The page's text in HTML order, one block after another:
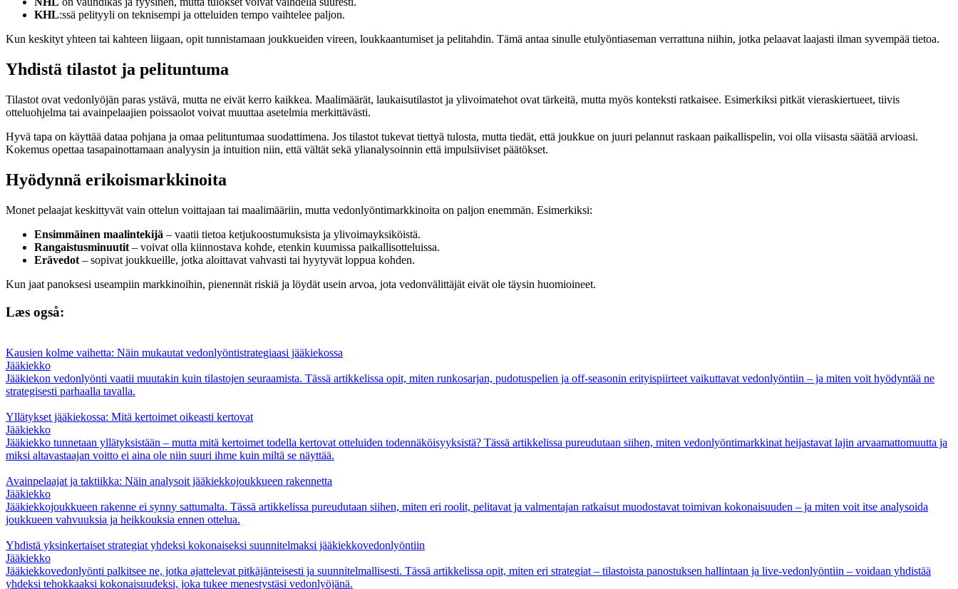
KHL:ssä pelityyli on teknisempi ja otteluiden tempo vaihtelee paljon.
Kun keskityt yhteen tai kahteen liigaan, opit tunnistamaan joukkueiden vireen, loukkaantumiset ja pelitahdin. Tämä antaa sinulle etulyöntiaseman verrattuna niihin, jotka pelaavat laajasti ilman syvempää tietoa.
Yhdistä tilastot ja pelituntuma
Tilastot ovat vedonlyöjän paras ystävä, mutta ne eivät kerro kaikkea. Maalimäärät, laukaisutilastot ja ylivoimatehot ovat tärkeitä, mutta myös konteksti ratkaisee. Esimerkiksi pitkät vieraskiertueet, tiivis
otteluohjelma tai avainpelaajien poissaolot voivat muuttaa asetelmia merkittävästi.
Hyvä tapa on käyttää dataa pohjana ja omaa pelituntumaa suodattimena. Jos tilastot tukevat tiettyä tulosta, mutta tiedät, että joukkue on juuri pelannut raskaan paikallispelin, voi olla viisasta säätää arvioasi.
Kokemus opettaa tasapainottamaan analyysin ja intuition niin, että vältät sekä ylianalysoinnin että impulsiiviset päätökset.
Hyödynnä erikoismarkkinoita
Monet pelaajat keskittyvät vain ottelun voittajaan tai maalimääriin, mutta vedonlyöntimarkkinoita on paljon enemmän. Esimerkiksi:
Ensimmäinen maalintekijä – vaatii tietoa ketjukoostumuksista ja ylivoimayksiköistä.
Rangaistusminuutit – voivat olla kiinnostava kohde, etenkin kuumissa paikallisotteluissa.
Erävedot – sopivat joukkueille, jotka aloittavat vahvasti tai hyytyvät loppua kohden.
Kun jaat panoksesi useampiin markkinoihin, pienennät riskiä ja löydät usein arvoa, jota vedonvälittäjät eivät ole täysin huomioineet.
Læs også:
Kausien kolme vaihetta: Näin mukautat vedonlyöntistrategiaasi jääkiekossa
Jääkiekko
Jääkiekon vedonlyönti vaatii muutakin kuin tilastojen seuraamista. Tässä artikkelissa opit, miten runkosarjan, pudotuspelien ja off-seasonin erityispiirteet vaikuttavat vedonlyöntiin – ja miten voit hyödyntää ne
strategisesti parhaalla tavalla.
Yllätykset jääkiekossa: Mitä kertoimet oikeasti kertovat
Jääkiekko
Jääkiekko tunnetaan yllätyksistään – mutta mitä kertoimet todella kertovat otteluiden todennäköisyyksistä? Tässä artikkelissa pureudutaan siihen, miten vedonlyöntimarkkinat heijastavat lajin arvaamattomuutta ja
miksi altavastaajan voitto ei aina ole niin suuri ihme kuin miltä se näyttää.
Avainpelaajat ja taktiikka: Näin analysoit jääkiekkojoukkueen rakennetta
Jääkiekko
Jääkiekkojoukkueen rakenne ei synny sattumalta. Tässä artikkelissa pureudutaan siihen, miten eri roolit, pelitavat ja valmentajan ratkaisut muodostavat toimivan kokonaisuuden – ja miten voit itse analysoida
joukkueen vahvuuksia ja heikkouksia ennen ottelua.
Yhdistä yksinkertaiset strategiat yhdeksi kokonaiseksi suunnitelmaksi jääkiekko­vedonlyöntiin
Jääkiekko
Jääkiekko­vedonlyönti palkitsee ne, jotka ajattelevat pitkäjänteisesti ja suunnitelmallisesti. Tässä artikkelissa opit, miten eri strategiat – tilastoista panostuksen hallintaan ja live-vedonlyöntiin – voidaan yhdistää
yhdeksi tehokkaaksi kokonaisuudeksi, joka tukee menestystäsi vedonlyöjänä.